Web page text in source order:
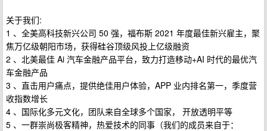
关于我们:
1 、全美高科技新兴公司 50 强，福布斯 2021 年度最佳新兴雇主，聚
焦万亿级朝阳市场，获得硅谷顶级风投上亿级融资
2 、北美最佳 Ai 汽车金融产品平台，致力打造移动+AI 时代的最优汽
车金融产品
3 、直击用户痛点，提供绝佳用户体验，APP 业内排名第一，季度营
收指数增长
4 、国际化多元文化，团队来自全球多个国家， 开放透明平等
5 、一群崇尚极客精神，热爱技术的同事（我们的成员来自于：